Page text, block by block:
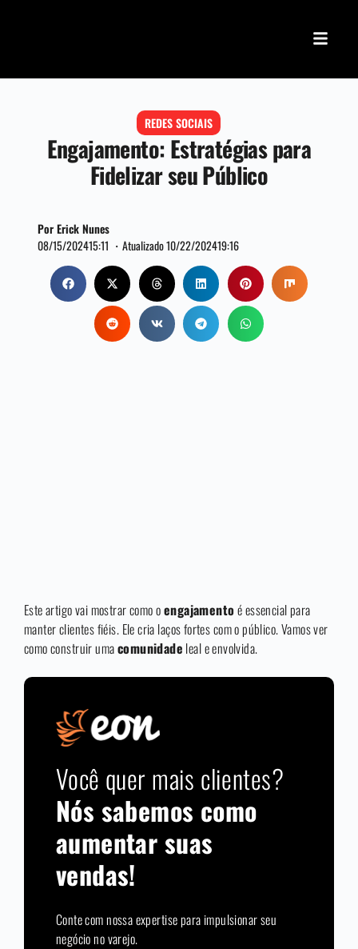
REDES SOCIAIS
Engajamento: Estratégias para
Fidelizar seu Público
Por Erick Nunes
08/15/202415:11 ・ Atualizado 10/22/202419:16
Este artigo vai mostrar como oengajamentoé essencial para
manter clientes fiéis. Ele cria laços fortes com o público. Vamos ver
como construir umacomunidade leal e envolvida.
Você quer mais clientes?
Nós sabemos como
aumentar suas
vendas!
Conte com nossa expertise para impulsionar seu
negócio no varejo.